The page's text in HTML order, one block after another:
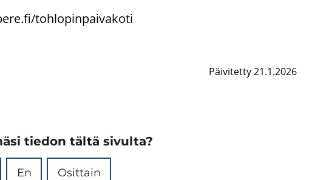
toh­lo­pin­pai­va­ko­ti
Päivitetty 21.1.2026
tiedon tältä sivulta?
En Osittain